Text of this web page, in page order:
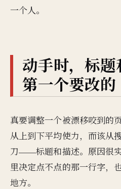
一个人。
动手时，标
第一个要改的
真要调整一个被漂移咬到的
从上到下平均使力，而该从
刀——标题和描述。原因很
里决定点不点的那一行字，
地方。